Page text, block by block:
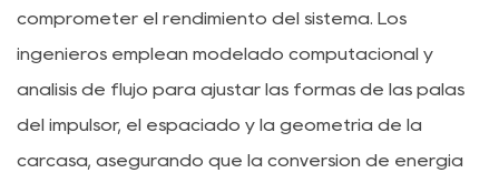
comprometer el rendimiento del sistema. Los
ingenieros emplean modelado computacional y
análisis de flujo para ajustar las formas de las palas
del impulsor, el espaciado y la geometría de la
carcasa, asegurando que la conversión de energía